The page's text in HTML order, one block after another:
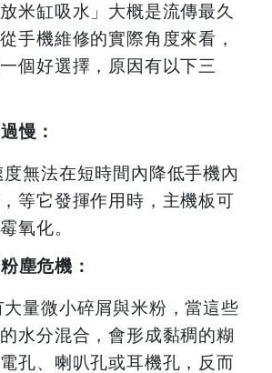
放米缸吸水」大概是流傳最久
手機維修的實際角度來看，
個好選擇，原因有以下三
慢：
無法在短時間內降低手機內
等它發揮作用時，主機板可
氧化。
塵危機：
量微小碎屑與米粉，當這些
水分混合，會形成黏稠的糊
孔、喇叭孔或耳機孔，反而